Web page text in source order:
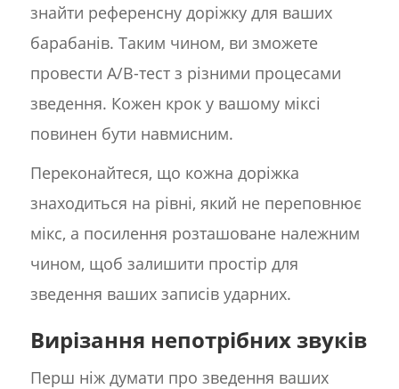
знайти референсну доріжку для ваших
барабанів. Таким чином, ви зможете
провести A/B-тест з різними процесами
зведення. Кожен крок у вашому міксі
повинен бути навмисним.
Переконайтеся, що кожна доріжка
знаходиться на рівні, який не переповнює
мікс, а посилення розташоване належним
чином, щоб залишити простір для
зведення ваших записів ударних.
Вирізання непотрібних звуків
Перш ніж думати про зведення ваших